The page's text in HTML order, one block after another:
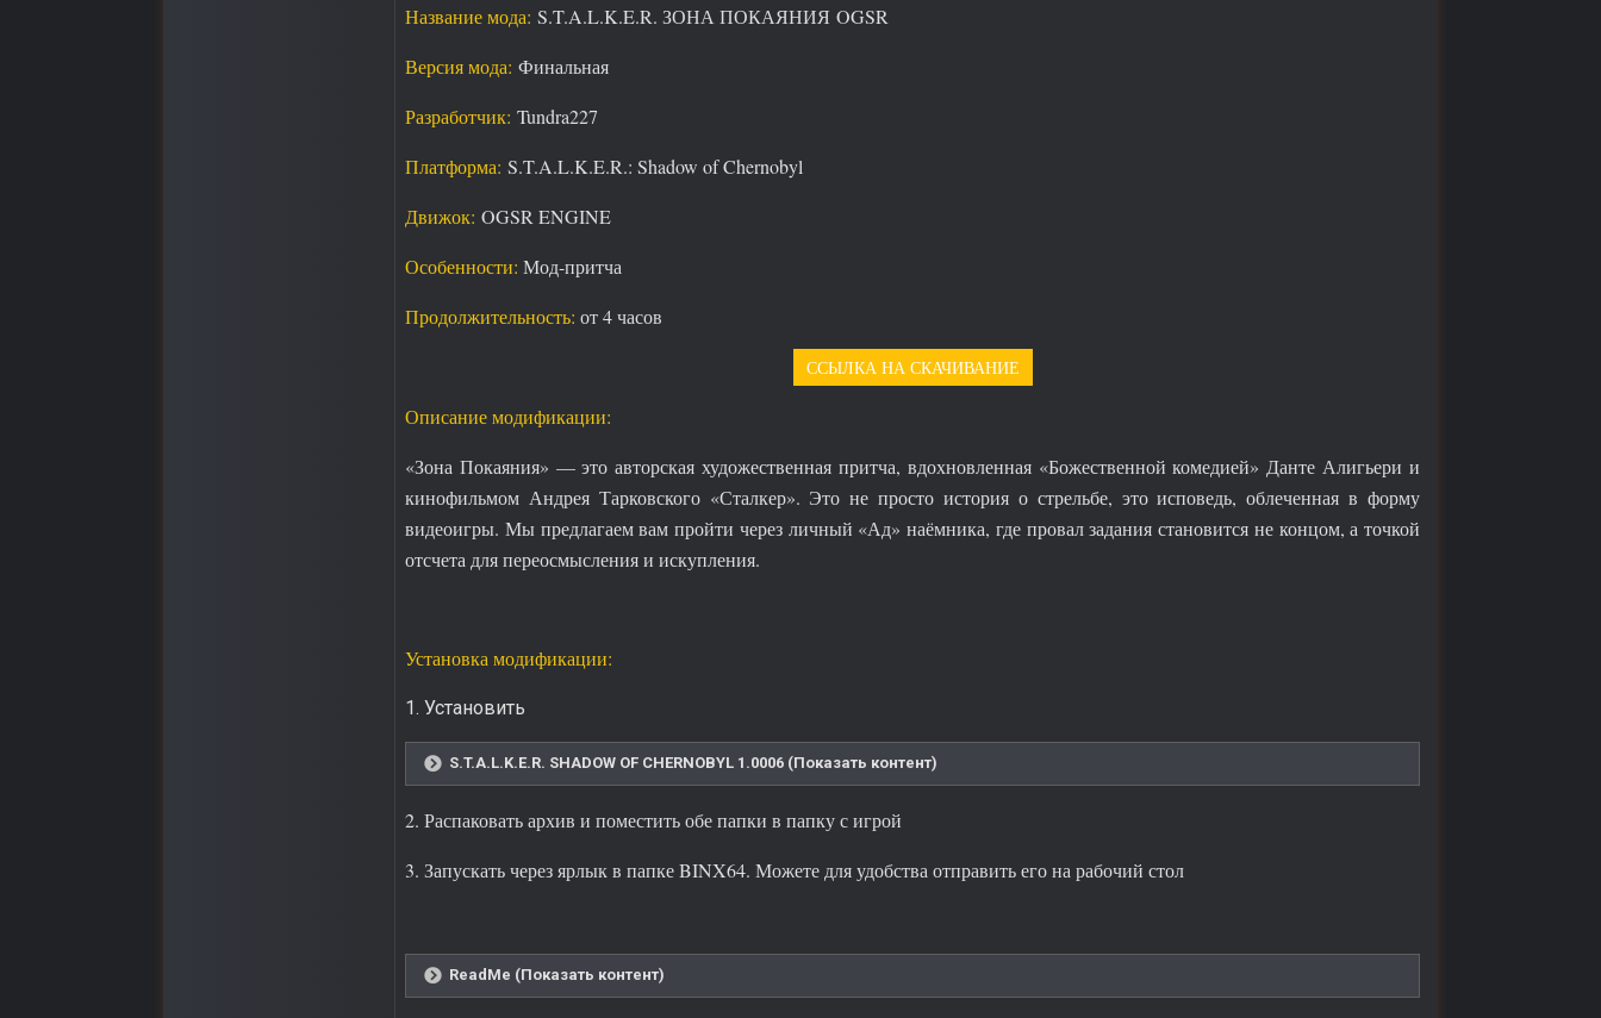
Название мода: S.T.A.L.K.E.R. ЗОНА ПОКАЯНИЯ OGSR
Версия мода: Финальная
Разработчик: Tundra227
Платформа: S.T.A.L.K.E.R.: Shadow of Chernobyl
Движок: OGSR ENGINE
Особенности: Мод-притча
Продолжительность: от 4 часов
ССЫЛКА НА СКАЧИВАНИЕ
Описание модификации:
«Зона Покаяния» — это авторская художественная притча, вдохновленная «Божественной комедией» Данте Алигьери и
кинофильмом Андрея Тарковского «Сталкер». Это не просто история о стрельбе, это исповедь, облеченная в форму
видеоигры. Мы предлагаем вам пройти через личный «Ад» наёмника, где провал задания становится не концом, а точкой
отсчета для переосмысления и искупления.
Установка модификации:
1. Установить
S.T.A.L.K.E.R. SHADOW OF CHERNOBYL 1.0006 (Показать контент)
2. Распаковать архив и поместить обе папки в папку с игрой
3. Запускать через ярлык в папке BINX64. Можете для удобства отправить его на рабочий стол
ReadMe (Показать контент)